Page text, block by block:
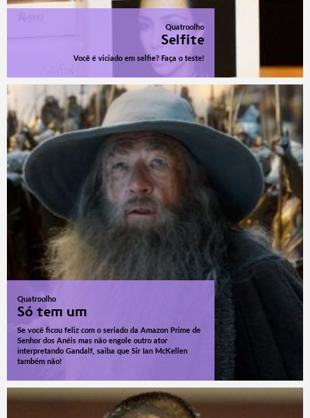
Quatroolho
Selfite
Você é viciado em selfie? Faça o teste!
Quatroolho
Só tem um
Se você ficou feliz com o seriado da Amazon Prime de
Senhor dos Anéis mas não engole outro ator
interpretando Gandalf, saiba que Sir Ian McKellen
também não!